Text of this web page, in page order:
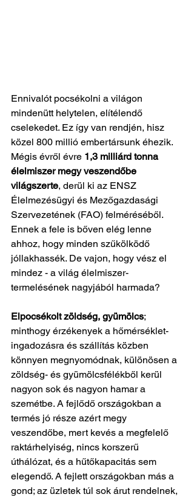
Ennivalót pocsékolni a világon
mindenütt helytelen, elítélendő
cselekedet. Ez így van rendjén, hisz
közel 800 millió embertársunk éhezik.
Mégis évről évre 1,3 milliárd tonna
élelmiszer megy veszendőbe
világszerte, derül ki az ENSZ
Élelmezésügyi és Mezőgazdasági
Szervezetének (FAO) felméréséből.
Ennek a fele is bőven elég lenne
ahhoz, hogy minden szűkölködő
jóllakhassék. De vajon, hogy vész el
mindez - a világ élelmiszer-
termelésének nagyjából harmada?
Elpocsékolt zöldség, gyümölcs;
minthogy érzékenyek a hőmérséklet-
ingadozásra és szállítás közben
könnyen megnyomódnak, különösen a
zöldség- és gyümölcsfélékből kerül
nagyon sok és nagyon hamar a
szemétbe. A fejlődő országokban a
termés jó része azért megy
veszendőbe, mert kevés a megfelelő
raktárhelyiség, nincs korszerű
úthálózat, és a hűtőkapacitás sem
elegendő. A fejlett országokban más a
gond; az üzletek túl sok árut rendelnek,